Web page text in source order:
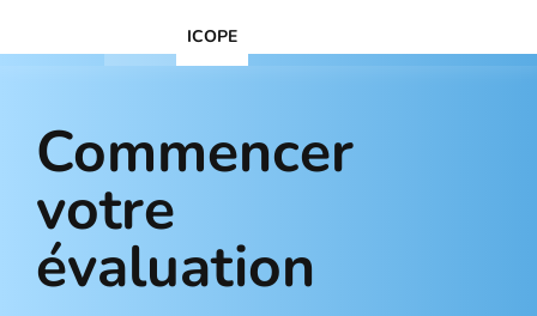
ICOPE
Commencer
votre
évaluation